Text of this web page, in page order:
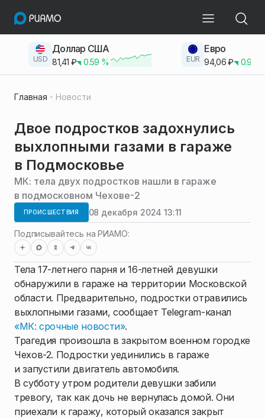
USD
Доллар США
81,41 ₽ 0.59 % EUR
Евро
94,06₽ 0.93
Главная Новости
Двое подростков задохнулись
выхлопными газами в гараже
в Подмосковье
МК: тела двух подростков нашли в гараже
в подмосковном Чехове-2
ПРОИСШЕСТВИЯ 08 декабря 2024 13:11
Подписывайтесь на РИАМО:
Тела 17-летнего парня и 16-летней девушки
обнаружили в гараже на территории Московской
области. Предварительно, подростки отравились
выхлопными газами, сообщает Telegram-канал
«МК: срочные новости».
Трагедия произошла в закрытом военном городке
Чехов-2. Подростки уединились в гараже
и запустили двигатель автомобиля.
В субботу утром родители девушки забили
тревогу, так как дочь не вернулась домой. Они
приехали к гаражу, который оказался закрыт